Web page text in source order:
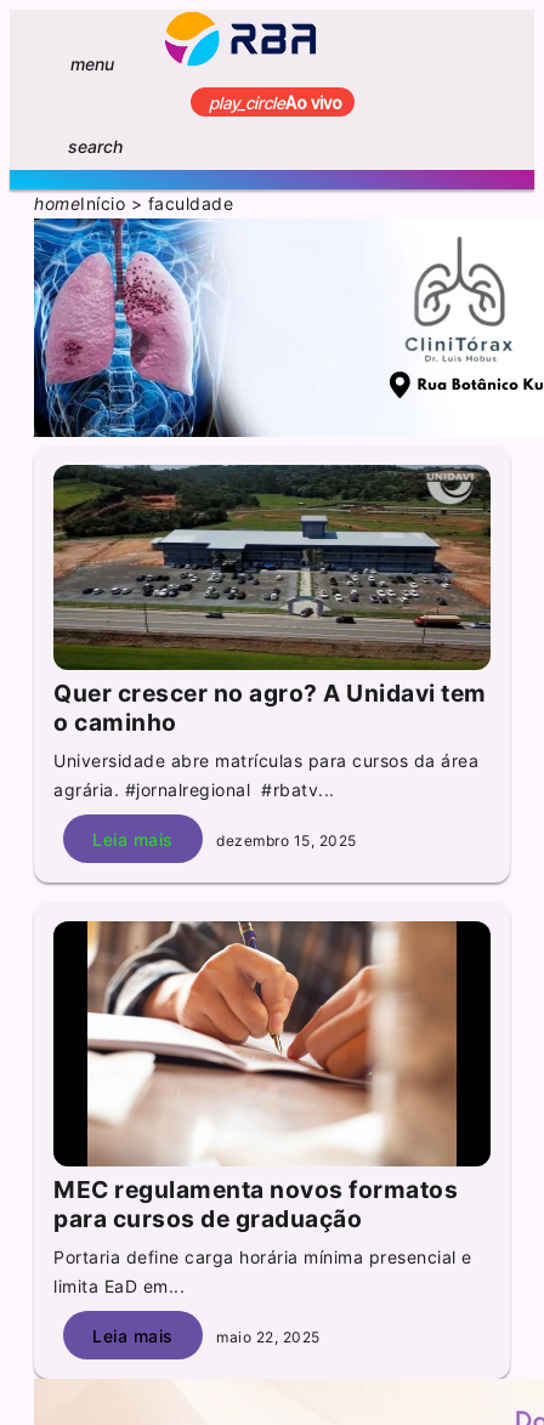
menu
play_circleAo vivo
search
homeInício > faculdade
Quer crescer no agro? A Unidavi tem
o caminho
Universidade abre matrículas para cursos da área
agrária. #jornalregional #rbatv...
Leia mais dezembro 15, 2025
MEC regulamenta novos formatos
para cursos de graduação
Portaria define carga horária mínima presencial e
limita EaD em...
Leia mais maio 22, 2025